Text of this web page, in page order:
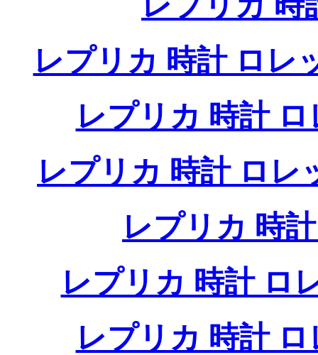
レプリカ 時計 ロレ
レプリカ 時計
レプリカ 時計 ロレ
レプリカ 時
レプリカ 時計 ロ
レプリカ 時計